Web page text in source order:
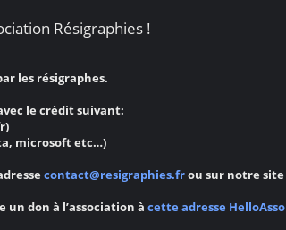
Résigraphies !
les résigraphes.
le crédit suivant:
microsoft etc…)
contact@resigraphies.frou sur notre site
un don à l’association à cette adresse HelloAsso